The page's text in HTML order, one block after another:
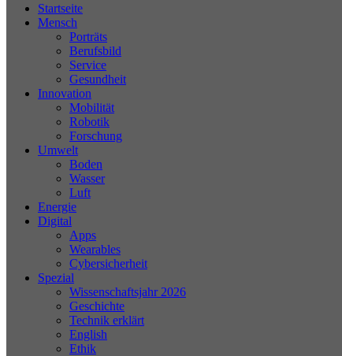
Startseite
Mensch
Porträts
Berufsbild
Service
Gesundheit
Innovation
Mobilität
Robotik
Forschung
Umwelt
Boden
Wasser
Luft
Energie
Digital
Apps
Wearables
Cybersicherheit
Spezial
Wissenschaftsjahr 2026
Geschichte
Technik erklärt
English
Ethik